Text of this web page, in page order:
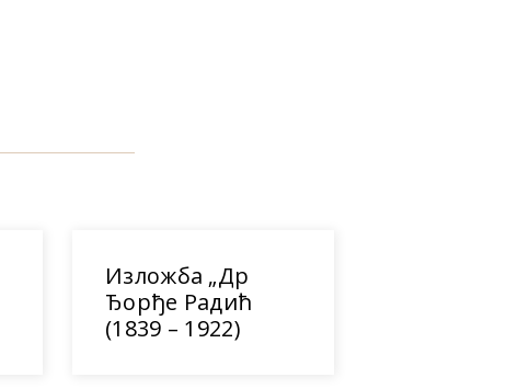
Изложба „Др
Ђорђе Радић
(1839 – 1922)